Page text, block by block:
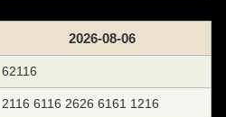
2026-08-06
62116
2116 6116 2626 6161 1216